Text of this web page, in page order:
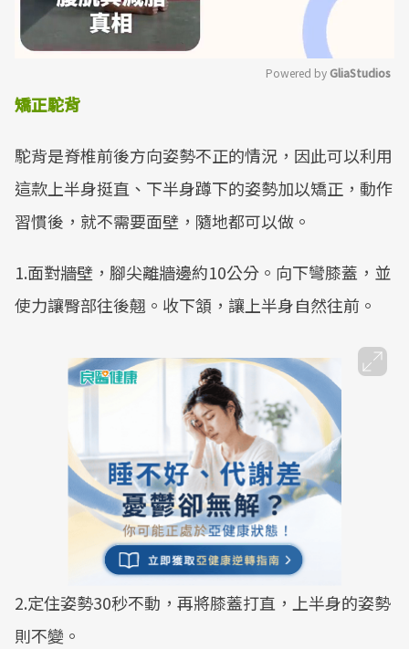
Powered by GliaStudios
矯正駝背
駝背是脊椎前後方向姿勢不正的情況，因此可以利用
這款上半身挺直、下半身蹲下的姿勢加以矯正，動作
習慣後，就不需要面壁，隨地都可以做。
1.面對牆壁，腳尖離牆邊約10公分。向下彎膝蓋，並
使力讓臀部往後翹。收下頷，讓上半身自然往前。
2.定住姿勢30秒不動，再將膝蓋打直，上半身的姿勢
則不變。